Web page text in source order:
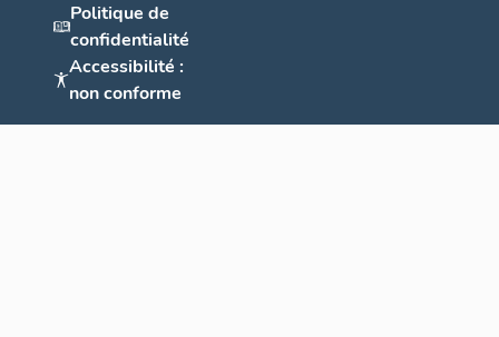
Politique de
confidentialité
Accessibilité :
non conforme